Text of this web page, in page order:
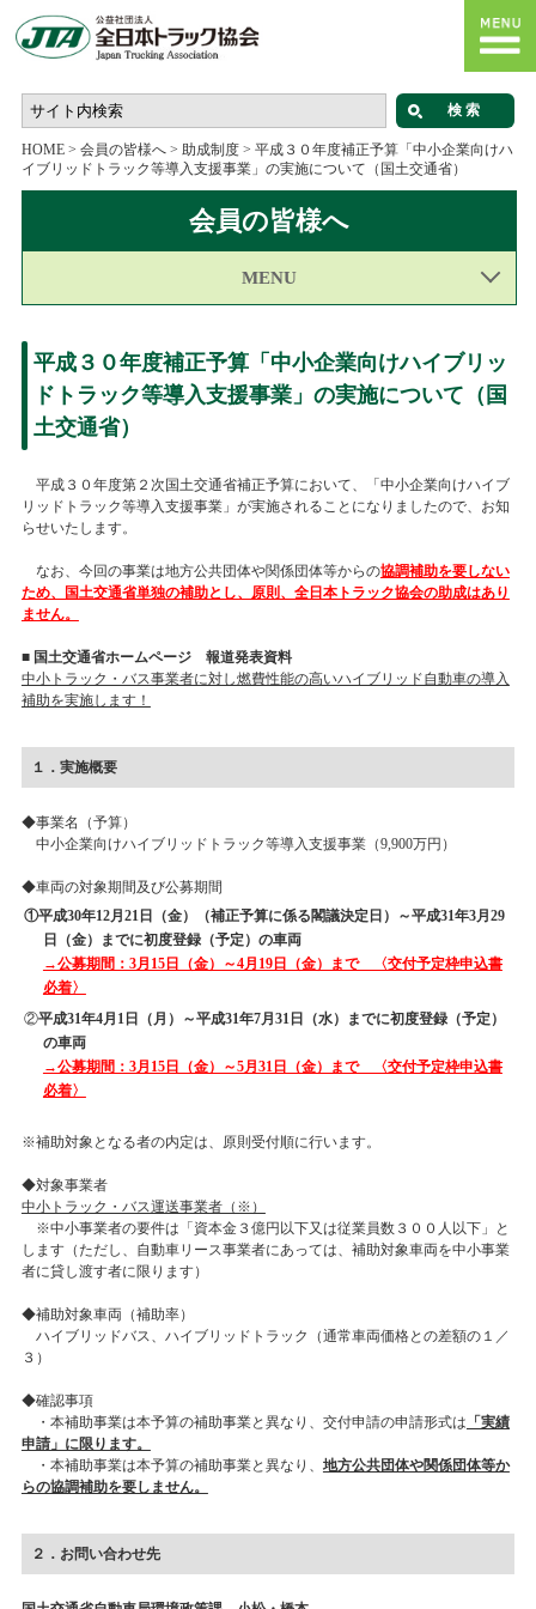
HOME> 会員の皆様へ> 助成制度> 平成３０年度補正予算「中小企業向けハ
イブリッドトラック等導入支援事業」の実施について（国土交通省）
会員の皆様へ
MENU
平成３０年度補正予算「中小企業向けハイブリッ
ドトラック等導入支援事業」の実施について（国
土交通省）
平成３０年度第２次国土交通省補正予算において、「中小企業向けハイブ
リッドトラック等導入支援事業」が実施されることになりましたので、お知
らせいたします。
なお、今回の事業は地方公共団体や関係団体等からの協調補助を要しない
ため、国土交通省単独の補助とし、原則、全日本トラック協会の助成はあり
ません。
■ 国土交通省ホームページ 報道発表資料
中小トラック・バス事業者に対し燃費性能の高いハイブリッド自動車の導入
補助を実施します！
１．実施概要
◆事業名（予算）
中小企業向けハイブリッドトラック等導入支援事業（9,900万円）
◆車両の対象期間及び公募期間
①平成30年12月21日（金）（補正予算に係る閣議決定日）～平成31年3月29
日（金）までに初度登録（予定）の車両
→公募期間：3月15日（金）～4月19日（金）まで 〈交付予定枠申込書
必着〉
②平成31年4月1日（月）～平成31年7月31日（水）までに初度登録（予定）
の車両
→公募期間：3月15日（金）～5月31日（金）まで 〈交付予定枠申込書
必着〉
※補助対象となる者の内定は、原則受付順に行います。
◆対象事業者
中小トラック・バス運送事業者（※）
※中小事業者の要件は「資本金３億円以下又は従業員数３００人以下」と
します（ただし、自動車リース事業者にあっては、補助対象車両を中小事業
者に貸し渡す者に限ります）
◆補助対象車両（補助率）
ハイブリッドバス、ハイブリッドトラック（通常車両価格との差額の１／
３）
◆確認事項
・本補助事業は本予算の補助事業と異なり、交付申請の申請形式は 「実績
申請」に限ります。
・本補助事業は本予算の補助事業と異なり、 地方公共団体や関係団体等か
らの協調補助を要しません。
２．お問い合わせ先